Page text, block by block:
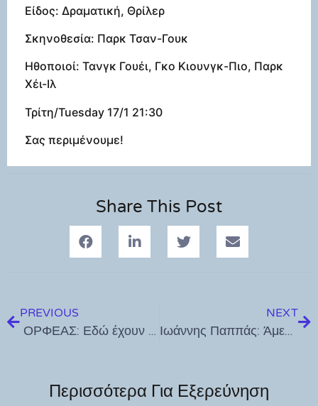
Είδος: Δραματική, Θρίλερ
Σκηνοθεσία: Παρκ Τσαν-Γουκ
Ηθοποιοί: Τανγκ Γουέι, Γκο Κιουνγκ-Πιο, Παρκ
Χέι-Ιλ
Τρίτη/Tuesday 17/1 21:30
Σας περιμένουμε!
Share This Post
PREVIOUS
ΟΡΦΕΑΣ: Εδώ έχουν προτεραιότητα οι έφιπποι |STAND UP COMEDY την Παρασκευή 13 Ιανουαρίου
NEXT
Ιωάννης Παππάς: Άμεσες κινήσεις για την υλοποίηση του στεγαστικού προγράμματος
Περισσότερα Για Εξερεύνηση